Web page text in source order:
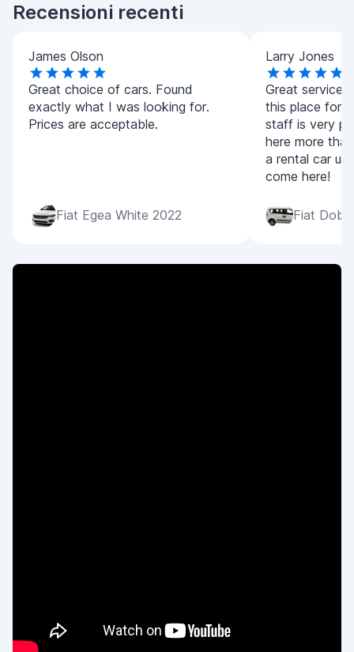
Recensioni recenti
James Olson
Great choice of cars. Found
exactly what I was looking for.
Prices are acceptable.
Fiat Egea White 2022
Larry Jones
Great service!
this place for
staff is very
here more
a rental car
come here!
Fiat